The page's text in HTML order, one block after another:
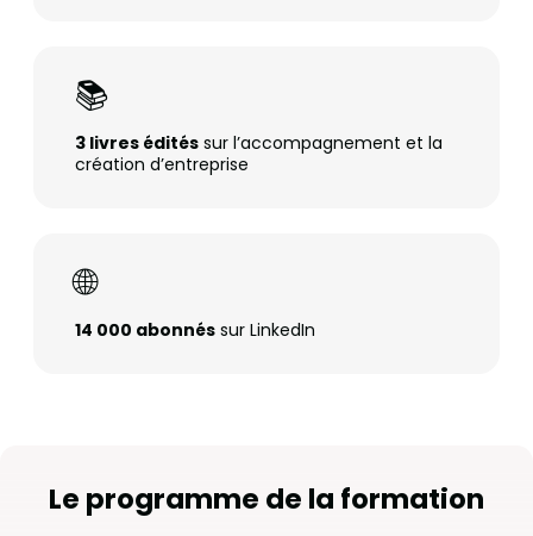
📚
3 livres édités sur l’accompagnement et la
création d’entreprise
🌐
14 000 abonnés sur LinkedIn
Le programme de la formation